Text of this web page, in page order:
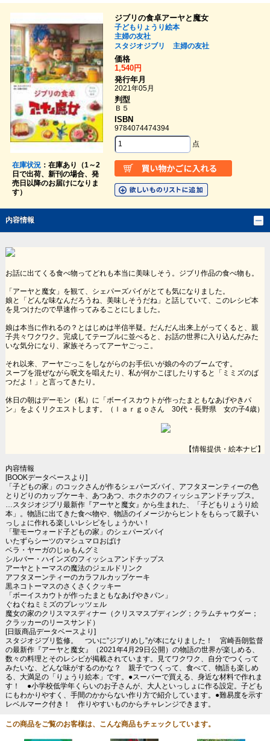
在庫状況：在庫あり（1～2
日で出荷、新刊の場合、発
売日以降のお届けになりま
す）
ジブリの食卓アーヤと魔女
子どもりょうり絵本
主婦の友社
スタジオジブリ
主婦の友社
価格
1,540円
発行年月
2021年05月
判型
Ｂ５
ISBN
9784074474394
点
内容情報
お話に出てくる食べ物ってどれも本当に美味しそう。ジブリ作品の食べ物も。
「アーヤと魔女」を観て、シェパーズパイがとても気になりました。
娘と「どんな味なんだろうね、美味しそうだね」と話していて、このレシピ本
を見つけたので早速作ってみることにしました。
娘は本当に作れるの？とはじめは半信半疑。だんだん出来上がってくると、親
子共々ワクワク。完成してテーブルに並べると、お話の世界に入り込んだみた
いな気分になり、家族そろってアーヤごっこ。
それ以来、アーヤごっこをしながらのお手伝いが娘の今のブームです。
スープを混ぜながら呪文を唱えたり、私が何かこぼしたりすると「ミミズのば
つだよ！」と言ってきたり。
休日の朝はデーモン（私）に「ボーイスカウトが作ったまともなあげやきパ
ン」をよくリクエストします。（ｌａｒｇｏさん 30代・長野県 女の子4歳）
【情報提供・絵本ナビ】
内容情報
[BOOKデータベースより]
「子どもの家」のコックさんが作るシェパーズパイ、アフタヌーンティーの色
とりどりのカップケーキ、あつあつ、ホクホクのフィッシュアンドチップス。
…スタジオジブリ最新作『アーヤと魔女』から生まれた、「子どもりょうり絵
本」。物語に出てきた食べ物や、物語のイメージからヒントをもらって親子い
っしょに作れる楽しいレシピをしょうかい！
「聖モーウォード子どもの家」のシェパーズパイ
いたずらシーツのマシュマロおばけ
ベラ・ヤーガのじゅもんグミ
シルバー・ハインズのフィッシュアンドチップス
アーヤとトーマスの魔法のジェルドリンク
アフタヌーンティーのカラフルカップケーキ
黒ネコトーマスのさくさくクッキー
「ボーイスカウトが作ったまともなあげやきパン」
ぐねぐねミミズのプレッツェル
魔女の家のクリスマスディナー（クリスマスプディング；クラムチャウダー；
クラッカーのリースサンド）
[日販商品データベースより]
スタジオジブリ監修。 ついに”ジブリめし”が本になりました！ 宮崎吾朗監督
の最新作『アーヤと魔女』（2021年4月29日公開）の物語の世界が楽しめる、
数々の料理とそのレシピが掲載されています。見てワクワク、自分でつくって
みたいな、どんな味がするのかな？ 親子でつくって、食べて、物語も楽しめ
る、大満足の「りょうり絵本」です。●スーパーで買える、身近な材料で作れま
す！ ●小学校低学年くらいのお子さんが、大人といっしょに作る設定。子ども
にもわかりやすく、手間のかからない作り方で紹介しています。●難易度を示す
レベルマーク付き！ 作りやすいものからチャレンジできます。
この商品をご覧のお客様は、こんな商品もチェックしています。